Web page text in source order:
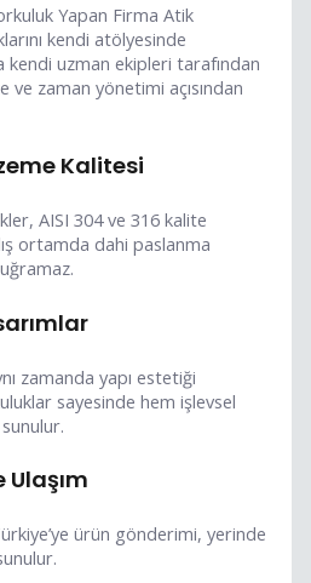
Yapan Firma Atik
kendi atölyesinde
uzman ekipleri tarafından
ve zaman yönetimi açısından
Kalitesi
AISI 304 ve 316 kalite
ortamda dahi paslanma
zamanda yapı estetiği
sayesinde hem işlevsel
ürün gönderimi, yerinde